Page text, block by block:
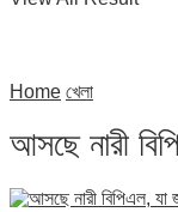
Home খেলা
আসছে নারী